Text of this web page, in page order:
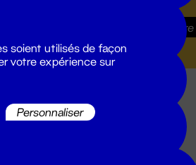
S'inscrire
soient utilisés de façon
votre expérience sur
Personnaliser